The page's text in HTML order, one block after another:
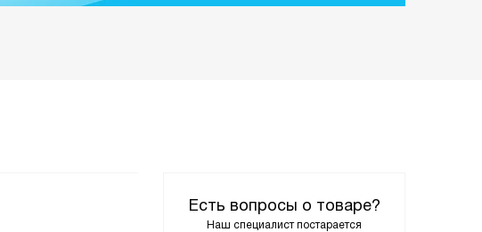
Есть вопросы о товаре?
Наш специалист постарается